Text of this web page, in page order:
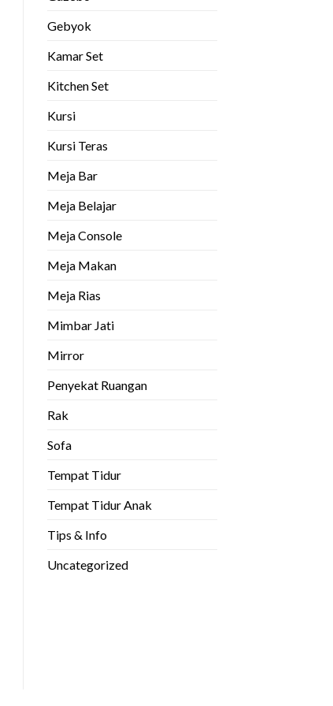
Gebyok
Kamar Set
Kitchen Set
Kursi
Kursi Teras
Meja Bar
Meja Belajar
Meja Console
Meja Makan
Meja Rias
Mimbar Jati
Mirror
Penyekat Ruangan
Rak
Sofa
Tempat Tidur
Tempat Tidur Anak
Tips & Info
Uncategorized